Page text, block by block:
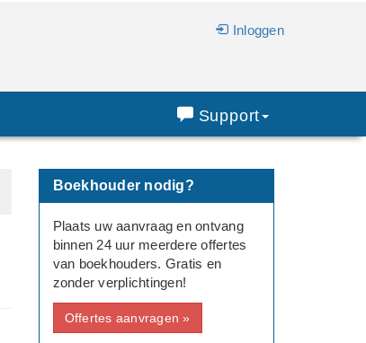
Inloggen
Support
Boekhouder nodig?
Plaats uw aanvraag en ontvang
binnen 24 uur meerdere offertes
van boekhouders. Gratis en
zonder verplichtingen!
Offertes aanvragen »